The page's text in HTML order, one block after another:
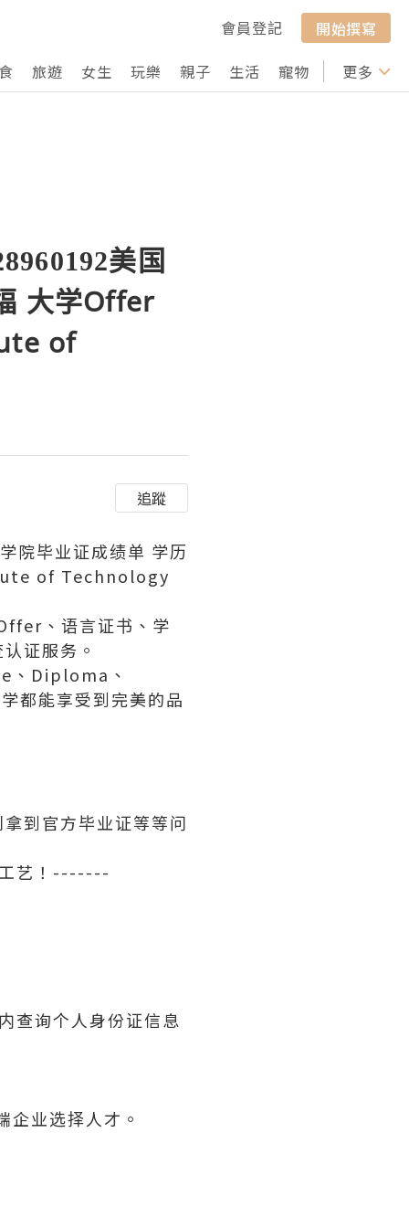
會員登記
開始撰寫
旅遊 女生 玩樂 親子 生活 寵物 行山 打卡
更多
美国
大学Offer
of
追蹤
院毕业证成绩单 学历
of Technology
、语言证书、学
证服务。
、Diploma、
都能享受到完美的品
到官方毕业证等等问
艺！-------
查询个人身份证信息
业选择人才。